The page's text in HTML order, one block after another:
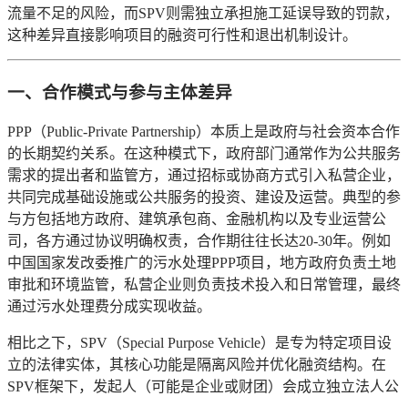
流量不足的风险，而SPV则需独立承担施工延误导致的罚款，
这种差异直接影响项目的融资可行性和退出机制设计。
一、合作模式与参与主体差异
PPP（Public-Private Partnership）本质上是政府与社会资本合作
的长期契约关系。在这种模式下，政府部门通常作为公共服务
需求的提出者和监管方，通过招标或协商方式引入私营企业，
共同完成基础设施或公共服务的投资、建设及运营。典型的参
与方包括地方政府、建筑承包商、金融机构以及专业运营公
司，各方通过协议明确权责，合作期往往长达20-30年。例如
中国国家发改委推广的污水处理PPP项目，地方政府负责土地
审批和环境监管，私营企业则负责技术投入和日常管理，最终
通过污水处理费分成实现收益。
相比之下，SPV（Special Purpose Vehicle）是专为特定项目设
立的法律实体，其核心功能是隔离风险并优化融资结构。在
SPV框架下，发起人（可能是企业或财团）会成立独立法人公